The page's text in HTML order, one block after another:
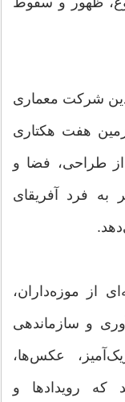
شرکت معماری
هفت هکتاری
طراحی، فضا و
فرد آفریقای
از موزه‌داران،
و سازماندهی
عکس‌ها،
که رویدادها و